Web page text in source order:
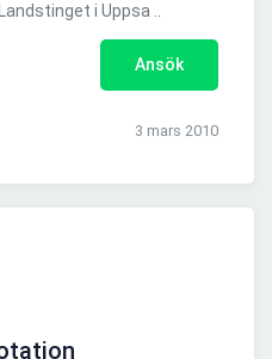
i Uppsa ..
Ansök
3 mars 2010